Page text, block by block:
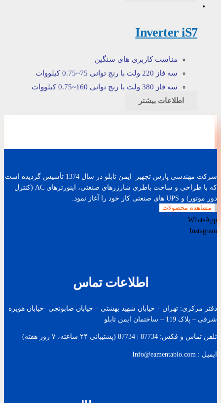
Inverter iS7
مناسب کاربری های سنگین
سه فاز 220 ولت با رنج توانی 75~0.75 کیلووات
سه فاز 380 ولت با رنج توانی 160~0.75 کیلووات
اطلاعات بیشتر
مشاهده محصولات
شرکت مهندسی پارس تجهیز ایمن تابلو در سال 1374 تأسیس گردیده است
که با طراحی و ساخت باطری شارژرهای صنعتی، اینورترهای AC (کنترل
دور موتور) و UPS های صنعتی کار خود را آغاز نمود.
WhatsApp
Instagram
اطلاعات تماس
دفتر مرکزی: تهران – خیابان شهید بهشتی – خیابان صابونچی -خیابان هويزه
شرقی – پلاک 119 – ساختمان ایمن تابلو
تلفن تماس و فکس: 87734 | 87734 (پشتیبانی ۲۴ ساعته، ۷ روز هفته)
ایمیل : Info@eamentablo.com